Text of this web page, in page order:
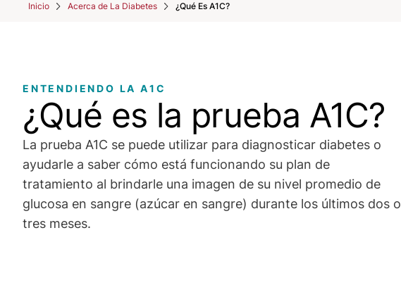
Inicio Acerca de La Diabetes ¿Qué Es A1C?
ENTENDIENDO LA A1C
¿Qué es la prueba A1C?
La prueba A1C se puede utilizar para diagnosticar diabetes o
ayudarle a saber cómo está funcionando su plan de
tratamiento al brindarle una imagen de su nivel promedio de
glucosa en sangre (azúcar en sangre) durante los últimos dos o
tres meses.